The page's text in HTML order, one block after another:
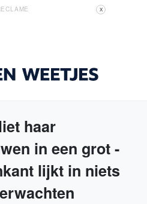
X
haar
in een grot -
lijkt in niets